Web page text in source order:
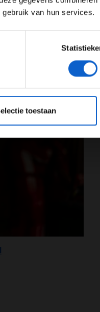
van hun services.
toestaan
24 JAAR OF
informatie over